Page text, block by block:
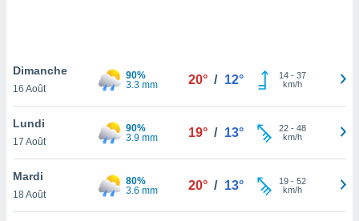
pas
de
à
cas,
que
Dimanche
16 Août
90%
3.3 mm
20° / 12° 14- 37
km/h
Lundi
17 Août
90%
3.9 mm
19° / 13° 22- 48
km/h
Mardi
18 Août
80%
3.6 mm
20° / 13° 19- 52
km/h